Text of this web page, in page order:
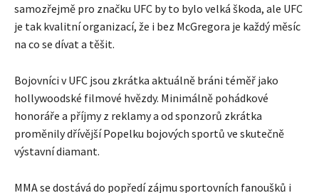
samozřejmě pro značku UFC by to bylo velká škoda, ale UFC
je tak kvalitní organizací, že i bez McGregora je každý měsíc
na co se dívat a těšit.
Bojovníci v UFC jsou zkrátka aktuálně bráni téměř jako
hollywoodské filmové hvězdy. Minimálně pohádkové
honoráře a příjmy z reklamy a od sponzorů zkrátka
proměnily dřívější Popelku bojových sportů ve skutečně
výstavní diamant.
MMA se dostává do popředí zájmu sportovních fanoušků i